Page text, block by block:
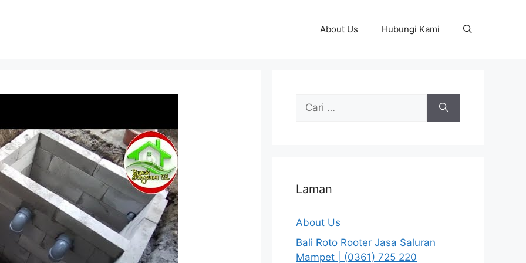
About Us Hubungi Kami
Cari
Laman
About Us
Bali Roto Rooter Jasa Saluran
Mampet | (0361) 725 220